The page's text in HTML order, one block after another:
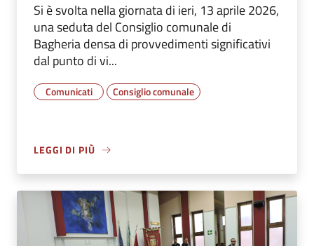
Si è svolta nella giornata di ieri, 13 aprile 2026,
una seduta del Consiglio comunale di
Bagheria densa di provvedimenti significativi
dal punto di vi...
Comunicati Consiglio comunale
LEGGI DI PIÙ